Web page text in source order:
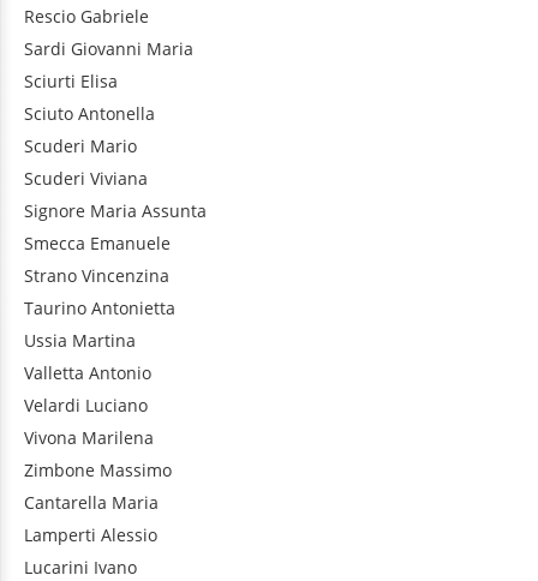
Rescio Gabriele
Sardi Giovanni Maria
Sciurti Elisa
Sciuto Antonella
Scuderi Mario
Scuderi Viviana
Signore Maria Assunta
Smecca Emanuele
Strano Vincenzina
Taurino Antonietta
Ussia Martina
Valletta Antonio
Velardi Luciano
Vivona Marilena
Zimbone Massimo
Cantarella Maria
Lamperti Alessio
Lucarini Ivano